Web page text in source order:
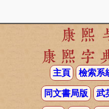
康熙
康熙字
主頁 檢索系
同文書局版 武